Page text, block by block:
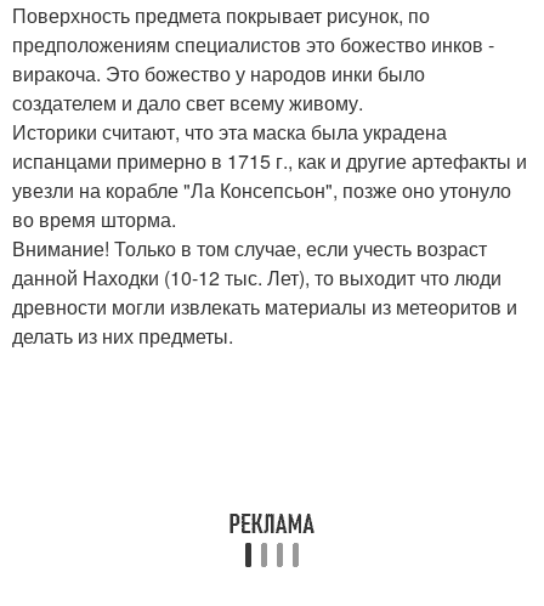
Поверхность предмета покрывает рисунок, по
предположениям специалистов это божество инков -
виракоча. Это божество у народов инки было
создателем и дало свет всему живому.
Историки считают, что эта маска была украдена
испанцами примерно в 1715 г., как и другие артефакты и
увезли на корабле "Ла Консепсьон", позже оно утонуло
во время шторма.
Внимание! Только в том случае, если учесть возраст
данной Находки (10-12 тыс. Лет), то выходит что люди
древности могли извлекать материалы из метеоритов и
делать из них предметы.